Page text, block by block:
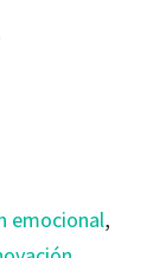
emocional,